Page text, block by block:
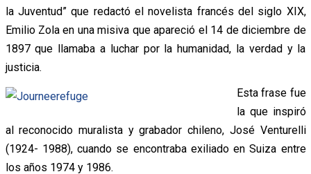
la Juventud” que redactó el novelista francés del siglo XIX,
Emilio Zola en una misiva que apareció el 14 de diciembre de
1897 que llamaba a luchar por la humanidad, la verdad y la
justicia.
Esta frase fue
la que inspiró
al reconocido muralista y grabador chileno, José Venturelli
(1924- 1988), cuando se encontraba exiliado en Suiza entre
los años 1974 y 1986.